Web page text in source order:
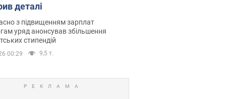
деталі
з підвищенням зарплат
уряд анонсував збільшення
стипендій
00:29 9,5 т.